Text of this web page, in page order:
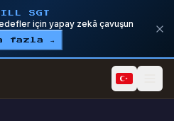
SGT
için yapay zekâ çavuşun
fazla →